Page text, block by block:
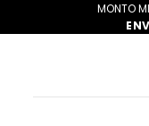
al
MONTO